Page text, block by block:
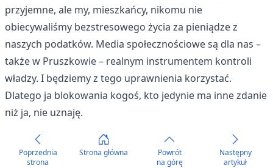
przyjemne, ale my, mieszkańcy, nikomu nie
obiecywaliśmy bezstresowego życia za pieniądze z
naszych podatków. Media społecznościowe są dla nas –
także w Pruszkowie – realnym instrumentem kontroli
władzy. I będziemy z tego uprawnienia korzystać.
Dlatego ja blokowania kogoś, kto jedynie ma inne zdanie
niż ja, nie uznaję.
Poprzednia
strona
Strona główna
Powrót
na górę
Następny
artykuł